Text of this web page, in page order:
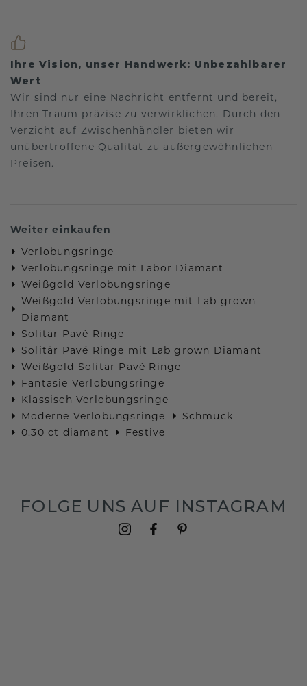
Ihre Vision, unser Handwerk: Unbezahlbarer
Wert
Wir sind nur eine Nachricht entfernt und bereit,
Ihren Traum präzise zu verwirklichen. Durch den
Verzicht auf Zwischenhändler bieten wir
unübertroffene Qualität zu außergewöhnlichen
Preisen.
Weiter einkaufen
Verlobungsringe
Verlobungsringe mit Labor Diamant
Weißgold Verlobungsringe
Weißgold Verlobungsringe mit Lab grown
Diamant
Solitär Pavé Ringe
Solitär Pavé Ringe mit Lab grown Diamant
Weißgold Solitär Pavé Ringe
Fantasie Verlobungsringe
Klassisch Verlobungsringe
Moderne Verlobungsringe
Schmuck
0.30 ct diamant
Festive
FOLGE UNS AUF INSTAGRAM